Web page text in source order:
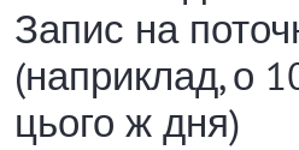
Запис на
(наприклад, о
цього ж дня)